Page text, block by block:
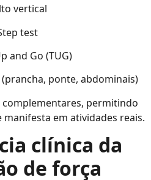
vertical
test
and Go (TUG)
ponte, abdominais)
permitindo
em atividades reais.
clínica da
de força